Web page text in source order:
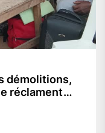
démolitions,
réclament